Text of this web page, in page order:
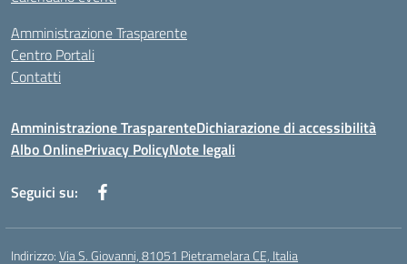
Amministrazione Trasparente
Centro Portali
Contatti
Amministrazione TrasparenteDichiarazione di accessibilità
Albo OnlinePrivacy PolicyNote legali
Seguici su:
Indirizzo:Via S. Giovanni, 81051 Pietramelara CE, Italia